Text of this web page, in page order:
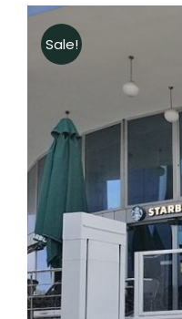
Sale!